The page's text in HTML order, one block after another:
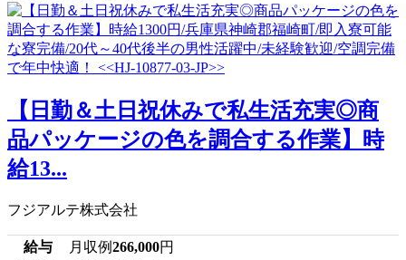
【日勤＆土日祝休みで私生活充実◎商
品パッケージの色を調合する作業】時
給13...
フジアルテ株式会社
給与 月収例266,000円